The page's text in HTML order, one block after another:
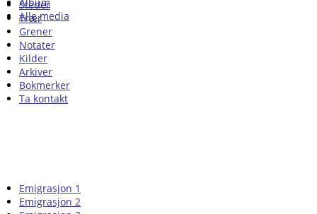
Alle media
Steder
Trær
Grener
Notater
Kilder
Arkiver
Bokmerker
Ta kontakt
Emigrasjon 1
Emigrasjon 2